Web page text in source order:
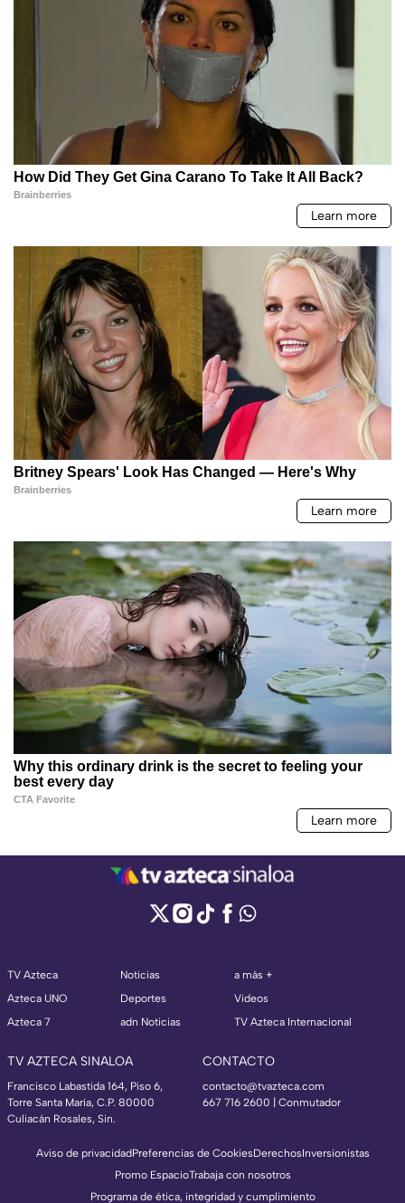
TV Azteca
Azteca UNO
Azteca 7
Noticias
Deportes
adn Noticias
a más +
Videos
TV Azteca Internacional
TV AZTECA SINALOA
Francisco Labastida 164, Piso 6,
Torre Santa María, C.P. 80000
Culiacán Rosales, Sin.
CONTACTO
contacto@tvazteca.com
667 716 2600 | Conmutador
Aviso de privacidadPreferencias de CookiesDerechosInversionistas
Promo EspacioTrabaja con nosotros
Programa de ética, integridad y cumplimiento